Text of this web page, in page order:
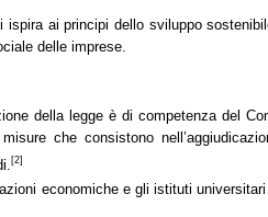
ispira ai principi dello sviluppo
delle imprese.
della legge è di competenza del
misure che consistono
[2]
economiche e gli istituti